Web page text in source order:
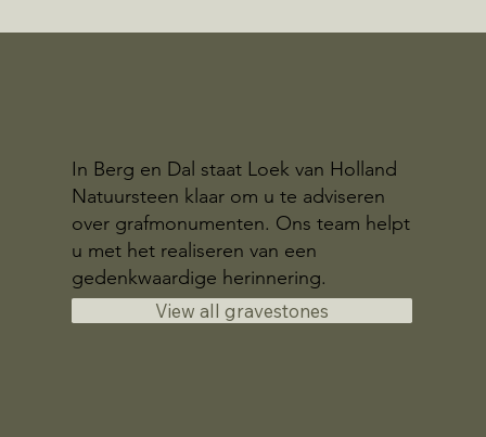
In Berg en Dal staat Loek van Holland
Natuursteen klaar om u te adviseren
over grafmonumenten. Ons team helpt
u met het realiseren van een
gedenkwaardige herinnering.
View all gravestones